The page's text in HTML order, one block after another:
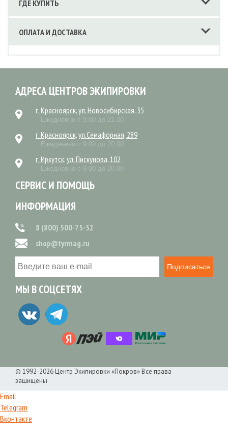
ГДЕ КУПИТЬ
ОПЛАТА И ДОСТАВКА
АДРЕСА ЦЕНТРОВ ЭКИПИРОВКИ
г. Красноярск, ул. Новосибирская, 35
Ежедневно с 9.00 до 21.00
г. Красноярск, ул.Семафорная, 289
Ежедневно с 9.00 до 20.00
г. Иркутск, ул. Пискунова, 102
Ежедневно с 9.00 до 20.00
СЕРВИС И ПОМОЩЬ
ИНФОРМАЦИЯ
8 (800) 500-75-52
shop@tyrmag.ru
Подписаться
МЫ В СОЦСЕТЯХ
© 1992-2026 Центр Экипировки «Покров» Все права
защищены
Email
Telegram
Вконтакте